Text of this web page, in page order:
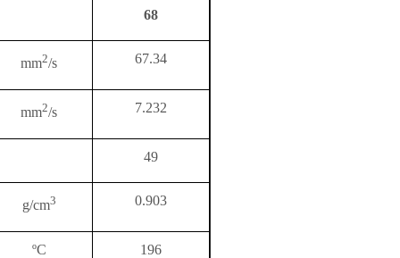
68
mm2/s 67.34
mm2/s 7.232
49
g/cm3 0.903
ºC 196